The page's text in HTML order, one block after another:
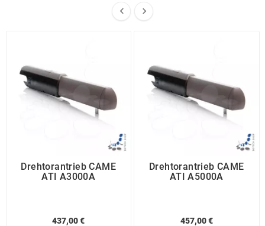
 
Drehtorantrieb CAME
ATI A3000A
437,00 €
Drehtorantrieb CAME
ATI A5000A
457,00 €